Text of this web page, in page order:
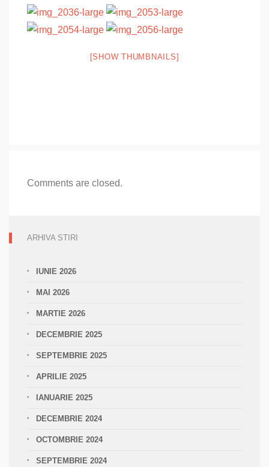
[SHOW THUMBNAILS]
Comments are closed.
ARHIVA STIRI
IUNIE 2026
MAI 2026
MARTIE 2026
DECEMBRIE 2025
SEPTEMBRIE 2025
APRILIE 2025
IANUARIE 2025
DECEMBRIE 2024
OCTOMBRIE 2024
SEPTEMBRIE 2024